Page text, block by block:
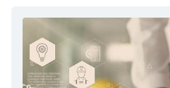
werden?
Abbrechen